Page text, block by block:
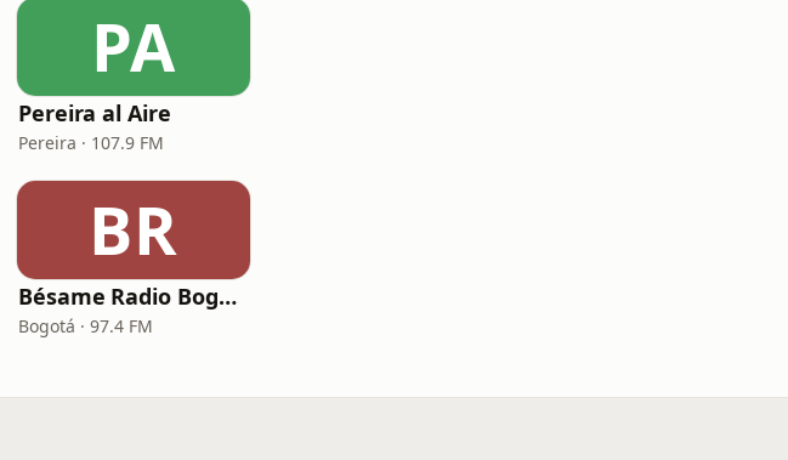
PA
Pereira al Aire
Pereira · 107.9 FM
BR
Bésame Radio Bogotá
Bogotá · 97.4 FM